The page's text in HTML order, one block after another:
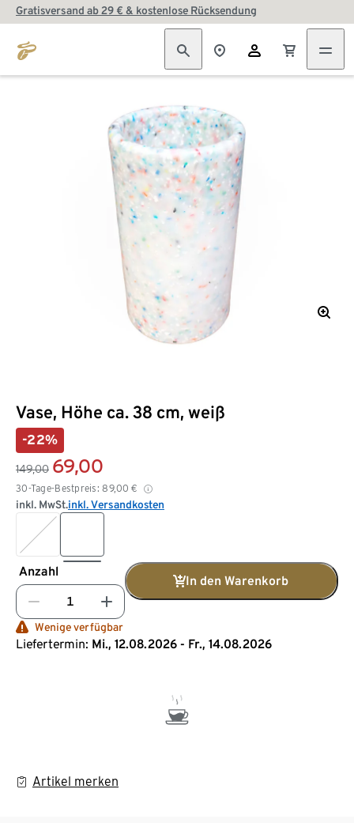
Gratisversand ab 29 € & kostenlose Rücksendung
Vase, Höhe ca. 38 cm, weiß
-22%
149,00 69,00
30-Tage-Bestpreis: 89,00 €
inkl. MwSt.inkl. Versandkosten
Anzahl
In den Warenkorb
Wenige verfügbar
Liefertermin: Mi., 12.08.2026 - Fr., 14.08.2026
Artikel merken